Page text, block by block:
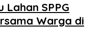
SPPG
Warga di